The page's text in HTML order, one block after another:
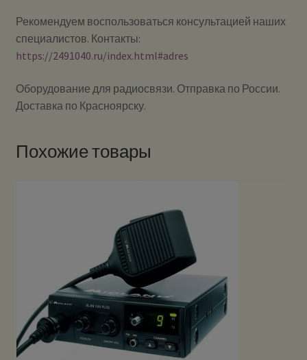
Рекомендуем воспользоваться консультацией наших
специалистов. Контакты:
https://2491040.ru/index.html#adres
Оборудование для радиосвязи. Отправка по России.
Доставка по Красноярску.
Похожие товары